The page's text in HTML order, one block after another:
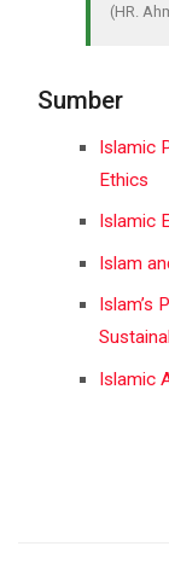
(HR.
Sumber
Islamic
Ethics
Islamic
Islam
Islam’s
Islamic